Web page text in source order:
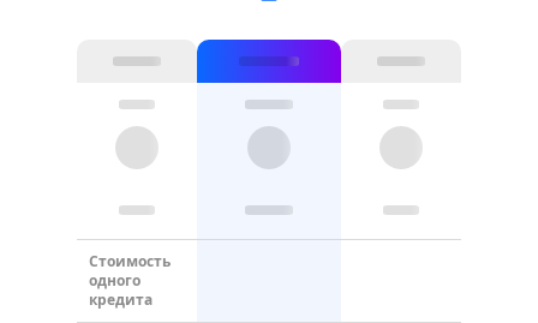
Стоимость
одного
кредита